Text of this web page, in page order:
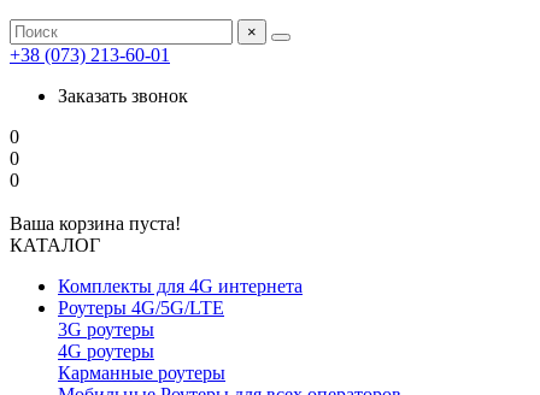
×
+38 (073) 213-60-01
Заказать звонок
0
0
0
Ваша корзина пуста!
КАТАЛОГ
Комплекты для 4G интернета
Роутеры 4G/5G/LTE
3G роутеры
4G роутеры
Карманные роутеры